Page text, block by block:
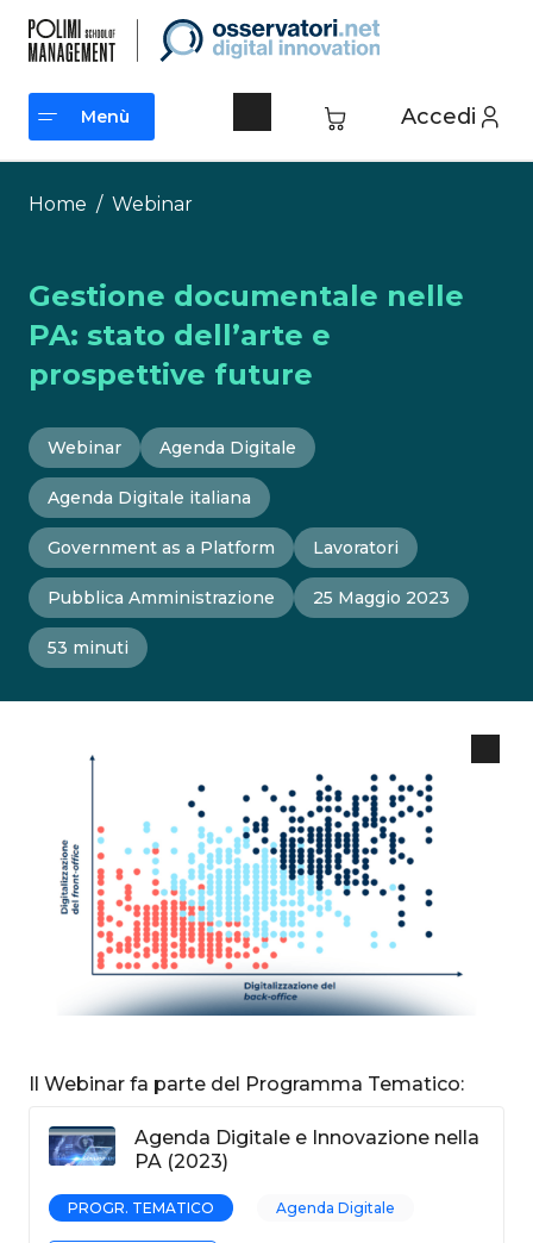
contenuto
Accedi
Menù
Menù
Home / Webinar
Gestione documentale nelle
PA: stato dell’arte e
prospettive future
Webinar Agenda Digitale
Agenda Digitale italiana
Government as a Platform Lavoratori
Pubblica Amministrazione 25 Maggio 2023
53 minuti
Il Webinar fa parte del Programma Tematico:
Agenda Digitale e Innovazione nella
PA (2023)
PROGR. TEMATICO Agenda Digitale